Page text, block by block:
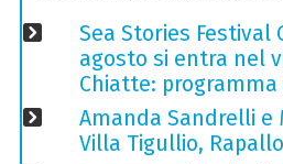
Sea Stories Festival
agosto si entra nel
Chiatte:
Amanda Sandrelli e
Villa Tigullio, Rapallo